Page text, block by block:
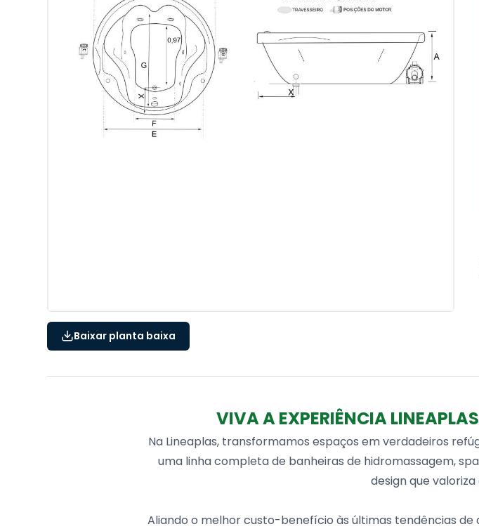
Baixar planta baixa
VIVA A EXPERIÊNCIA
Na Lineaplas, transformamos espaços em verdadeiros
uma linha completa de banheiras de hidromassagem,
design que
Aliando o melhor custo-benefício às últimas tendências